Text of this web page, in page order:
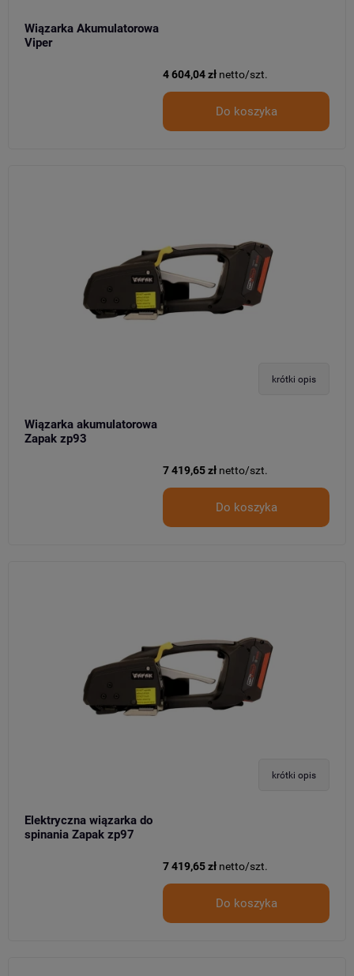
Wiązarka Akumulatorowa
Viper
4 604,04 zł netto/szt.
Do koszyka
krótki opis
Wiązarka akumulatorowa
Zapak zp93
7 419,65 zł netto/szt.
Do koszyka
krótki opis
Elektryczna wiązarka do
spinania Zapak zp97
7 419,65 zł netto/szt.
Do koszyka